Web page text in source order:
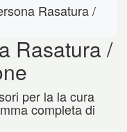
Rasatura /
Rasatura /
per la la cura
completa di